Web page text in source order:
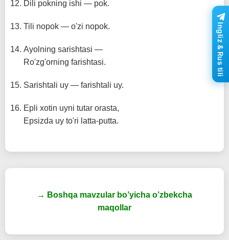
Dili pokning ishi — pok.
Tili nopok — o'zi nopok.
Ayolning sarishtasi —
Ro'zg'orning farishtasi.
Sarishtali uy — farishtali uy.
Epli xotin uyni tutar orasta,
Epsizda uy to'ri latta-putta.
→ Boshqa mavzular bo’yicha o’zbekcha
maqollar
Ingliz & Rus tili